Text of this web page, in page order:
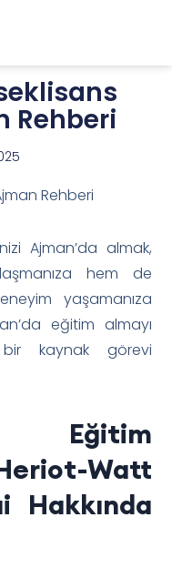
Rehberi
Rehberi
Ajman’da almak,
hem de
yaşamanıza
eğitim almayı
kaynak görevi
Eğitim
Watt
Hakkında